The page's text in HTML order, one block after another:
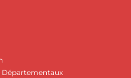
Départementaux